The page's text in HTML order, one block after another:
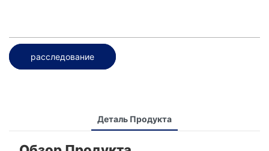
расследование
Деталь Продукта